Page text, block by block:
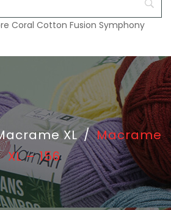
Coral Cotton Fusion Symphony
XL / Macrame
XL – 156